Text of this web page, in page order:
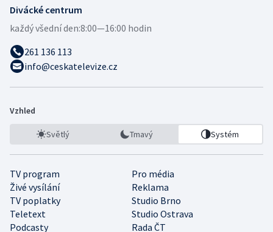
Divácké centrum
každý všední den:8:00—16:00 hodin
261 136 113
info@ceskatelevize.cz
Vzhled
Světlý Tmavý Systém
TV program
Pro média
Živé vysílání
Reklama
TV poplatky
Studio Brno
Teletext
Studio Ostrava
Podcasty
Rada ČT